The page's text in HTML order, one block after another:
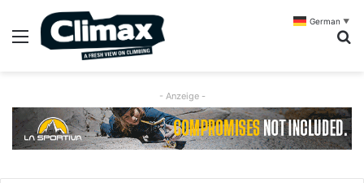
Menü
- Anzeige -
German ▼